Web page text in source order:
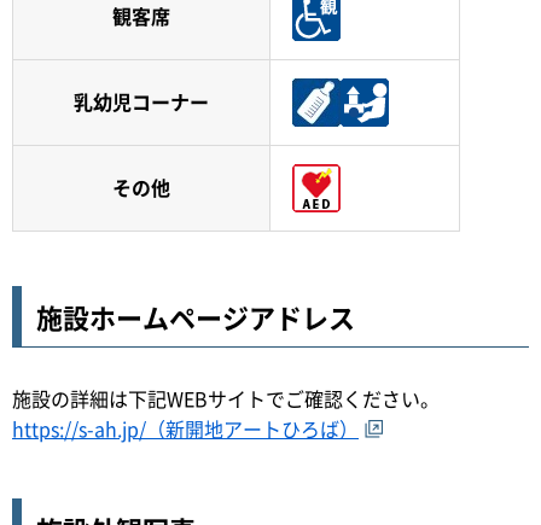
観客席
乳幼児コーナー
その他
施設ホームページアドレス
施設の詳細は下記WEBサイトでご確認ください。
https://s-ah.jp/（新開地アートひろば）